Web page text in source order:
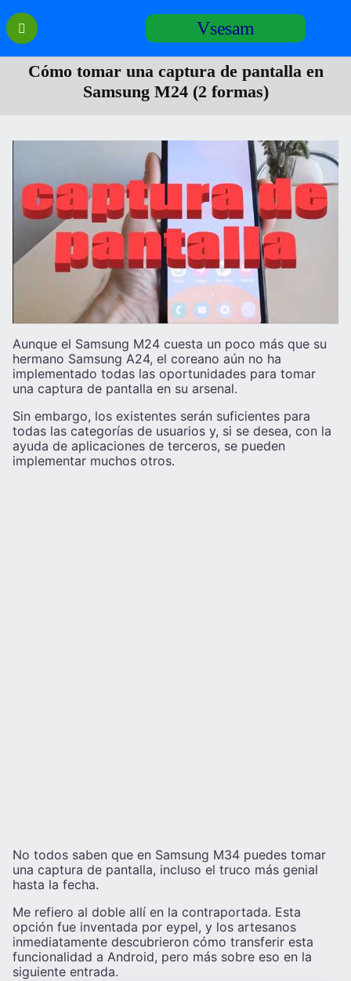
Перейти
содержанию
Vsesam
Cómo tomar una captura de pantalla en
Samsung M24 (2 formas)
Aunque el Samsung M24 cuesta un poco más que su
hermano Samsung A24, el coreano aún no ha
implementado todas las oportunidades para tomar
una captura de pantalla en su arsenal.
Sin embargo, los existentes serán suficientes para
todas las categorías de usuarios y, si se desea, con la
ayuda de aplicaciones de terceros, se pueden
implementar muchos otros.
No todos saben que en Samsung M34 puedes tomar
una captura de pantalla, incluso el truco más genial
hasta la fecha.
Me refiero al doble allí en la contraportada. Esta
opción fue inventada por eypel, y los artesanos
inmediatamente descubrieron cómo transferir esta
funcionalidad a Android, pero más sobre eso en la
siguiente entrada.